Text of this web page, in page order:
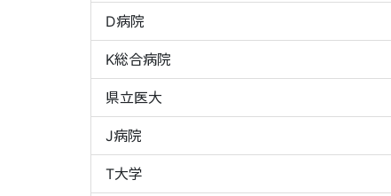
D病院
K総合病院
県立医大
J病院
T大学